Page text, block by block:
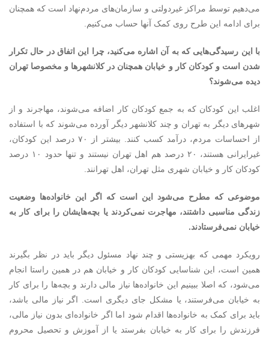
می‌دهیم توسط مراکز غیردولتی و سازمان‌های مردم‌نهاد است که همچنان
برای ادامه این طرح روی کمک آنها حساب می‌کنیم.
با این رسیدگی‌هایی که به آن اشاره می‌کنید، چرا این اتفاق در حال تکرار
شدن است و کودکان کار و خیابان همچنان در کلانشهرها و مخصوصا تهران
دیده می‌شوند؟
اغلب این کودکان که به جمع کودکان کار اضافه می‌شوند، مهاجرند و از
شهرهای دیگر به تهران و چند کلانشهر دیگر آورده می‌شوند که با استفاده
از احساسات مردم، درآمد کسب کنند. بیشتر از ۷۰ درصد این کودکان،
غیرایرانی هستند، ۲۰ درصد هم اهل تهران نیستند و تنها حدود ۱۰ درصد
کودکان کار و خیابان شهری مثل تهران، اهل تهرانند.
موضوعی که مطرح می‌شود این است که اگر این خانواده‌ها وضعیت
زندگی مناسبی داشتند، مهاجرت نمی‌کردند یا بچه‌هایشان را برای کار به
خیابان نمی‌فرستادند.
رویکرد مهمی که بهزیستی و چند نهاد مسئول دیگر باید در نظر بگیرند
همین است، این شناسایی کودکان کار و خیابان هم در همین راستا انجام
می‌شود، که اصلا ببینیم این خانواده‌ها نیاز مالی دارند و بچه‌ها را برای کار
به خیابان می‌فرستند، یا مشکل جای دیگری است. اگر نیاز مالی باشد،
باید برای کمک به خانواده‌ها اقدام شود اما اگر خانواده‌ای بدون نیاز مالی،
فرزندش را برای کار به خیابان بفرستد یا از آموزش و تحصیل محروم